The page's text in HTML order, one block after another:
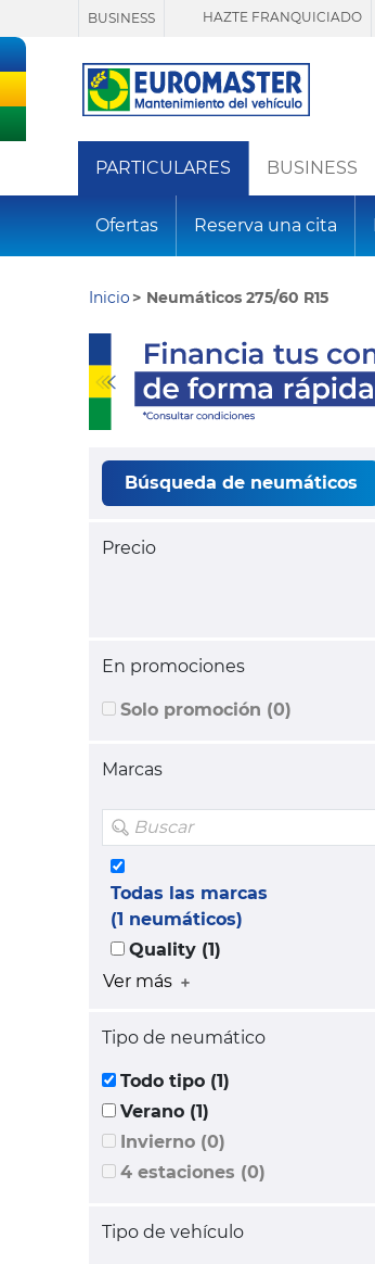
BUSINESS HAZTE FRANQUICIADO
PARTICULARES BUSINESS
Ofertas Reserva una cita
Inicio Neumáticos 275/60 R15
Búsqueda de neumáticos
Precio
En promociones
Solo promoción (0)
Marcas
Todas las marcas
(1 neumáticos)
Quality (1)
Ver más
Tipo de neumático
Todo tipo (1)
Verano (1)
Invierno (0)
4 estaciones (0)
Tipo de vehículo